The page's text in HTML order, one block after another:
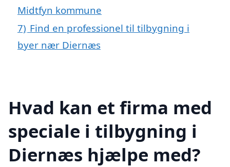
Midtfyn kommune
7) Find en professionel til tilbygning i
byer nær Diernæs
Hvad kan et firma med
speciale i tilbygning i
Diernæs hjælpe med?